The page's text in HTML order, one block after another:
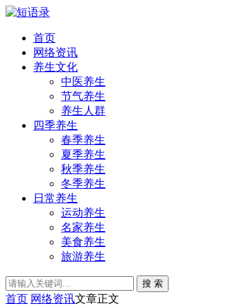
首页
网络资讯
养生文化
中医养生
节气养生
养生人群
四季养生
春季养生
夏季养生
秋季养生
冬季养生
日常养生
运动养生
名家养生
美食养生
旅游养生
搜 索
首页 网络资讯文章正文